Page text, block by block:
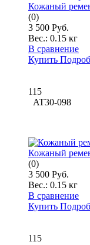
Кожаный
(0)
3 500 Руб.
Вес.: 0.15 кг
В сравнение
Купить
115
AT30-098
Кожаный
(0)
3 500 Руб.
Вес.: 0.15 кг
В сравнение
Купить
115